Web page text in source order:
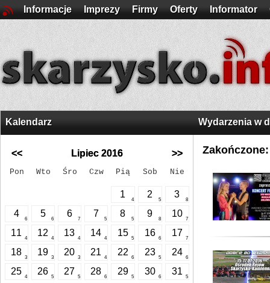
Informacje Imprezy Firmy Oferty Informator
Kalendarz
<< Lipiec 2016 >>
Pon Wto Śro Czw Pią Sob Nie
1
4
2
5
3
8
4
6
5
6
6
7
7
5
8
5
9
8
10
7
11
4
12
4
13
4
14
4
15
5
16
6
17
7
18
3
19
3
20
3
21
4
22
6
23
5
24
6
25
4
26
5
27
5
28
6
29
5
30
6
31
5
Wydarzenia w
Zakończone: